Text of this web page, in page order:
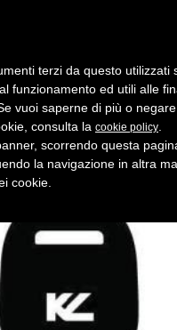
AUTO > CHIAVI AUTO
rv3tk1 vuota nera
Produttore Key Line
terzi da questo utilizzati
funzionamento ed utili alle
vuoi saperne di più o
consulta la cookie policy
scorrendo questa
la navigazione in altra
cookie.